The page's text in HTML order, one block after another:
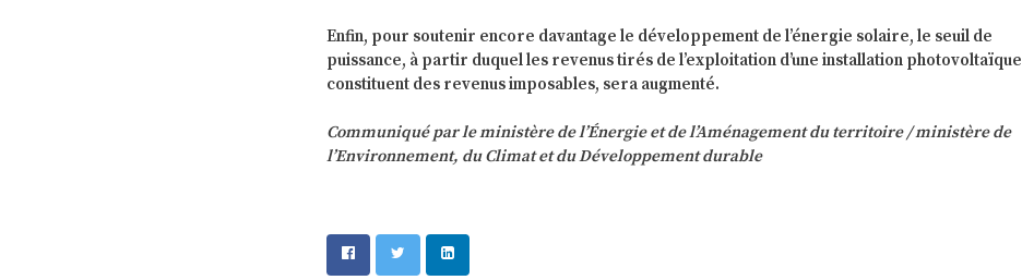
Enfin, pour soutenir encore davantage le développement de l’énergie solaire, le seuil de
puissance, à partir duquel les revenus tirés de l’exploitation d’une installation photovoltaïque
constituent des revenus imposables, sera augmenté.
Communiqué par le ministère de l’Énergie et de l’Aménagement du territoire / ministère de
l’Environnement, du Climat et du Développement durable